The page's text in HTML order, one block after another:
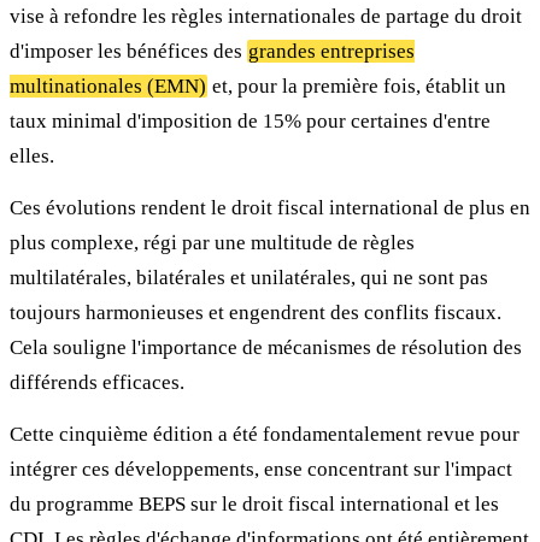
vise à refondre les règles internationales de partage du droit
d'imposer les bénéfices des grandes entreprises
multinationales (EMN) et, pour la première fois, établit un
taux minimal d'imposition de 15% pour certaines d'entre
elles.
Ces évolutions rendent le droit fiscal international de plus en
plus complexe, régi par une multitude de règles
multilatérales, bilatérales et unilatérales, qui ne sont pas
toujours harmonieuses et engendrent des conflits fiscaux.
Cela souligne l'importance de mécanismes de résolution des
différends efficaces.
Cette cinquième édition a été fondamentalement revue pour
intégrer ces développements, ense concentrant sur l'impact
du programme BEPS sur le droit fiscal international et les